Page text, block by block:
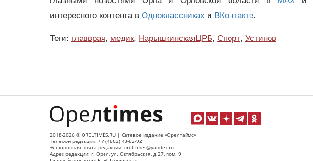
интересного контента в Одноклассниках и ВКонтакте.
Теги: главврач, медик, НарышкинскаяЦРБ, Спорт, Устинов
2018-2026 © ORELTIMES.RU | Сетевое издание «Орелтаймс»
Телефон редакции: +7 (4862) 48-82-92
Электронная почта редакции: oreltimes@yandex.ru
Адрес редакции: г. Орел, ул. Октябрьская, д.27, пом. 9